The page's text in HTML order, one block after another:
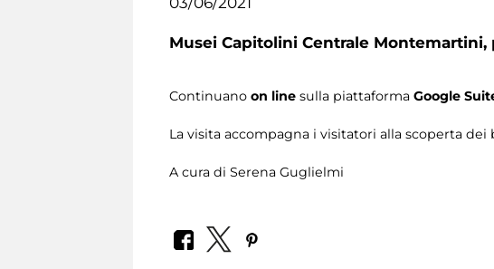
Musei Capitolini Centrale Montemartini,
Continuano on line sulla piattaforma Google
La visita accompagna i visitatori alla scoperta dei
A cura di Serena Guglielmi